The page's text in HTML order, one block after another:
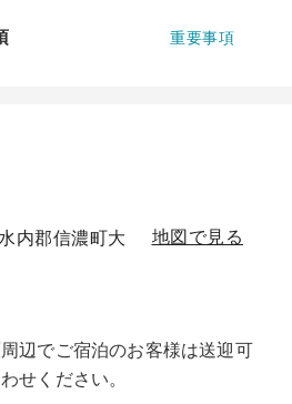
重要事項
内郡信濃町大
地図で見る
辺でご宿泊のお客様は送迎可
せください。